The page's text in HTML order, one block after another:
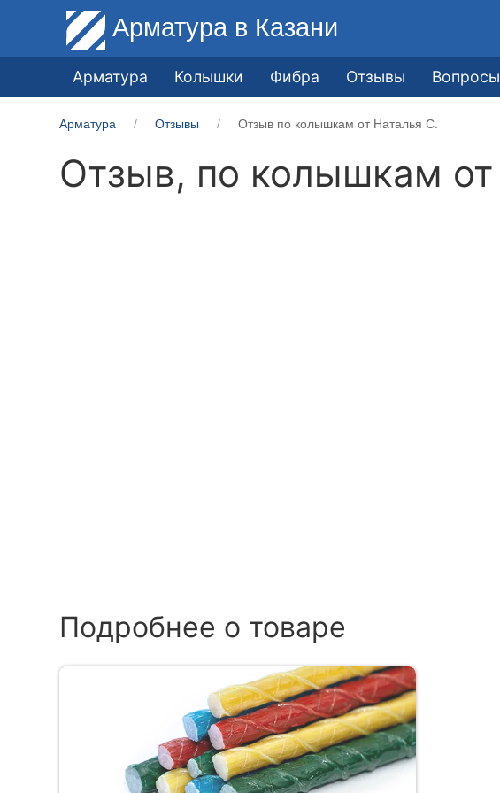
Арматура в Казани
Арматура Колышки Фибра Отзывы Вопросы
Арматура Отзывы Отзыв по колышкам от Наталья С.
Отзыв, по колышкам от
Подробнее о товаре